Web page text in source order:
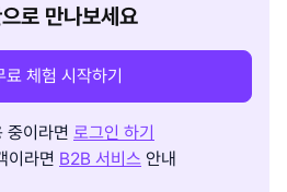
로 만나보세요
료 체험 시작하기
중이라면 로그인 하기
이라면 B2B 서비스 안내